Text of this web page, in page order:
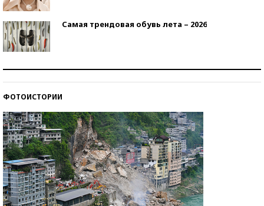
Самая трендовая обувь лета – 2026
ФОТОИСТОРИИ